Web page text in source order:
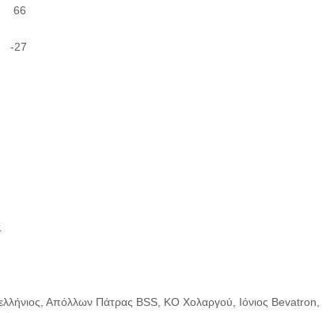
66
-27
Απόλλων Πάτρας BSS, KO Χολαργού, Ιόνιος Bevatron,